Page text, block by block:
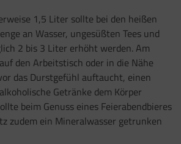
1,5 Liter sollte bei den heißen
an Wasser, ungesüßten Tees und
2 bis 3 Liter erhöht werden. Am
den Arbeitstisch oder in die Nähe
das Durstgefühl auftaucht, einen
Getränke dem Körper
beim Genuss eines Feierabendbieres
zudem ein Mineralwasser getrunken